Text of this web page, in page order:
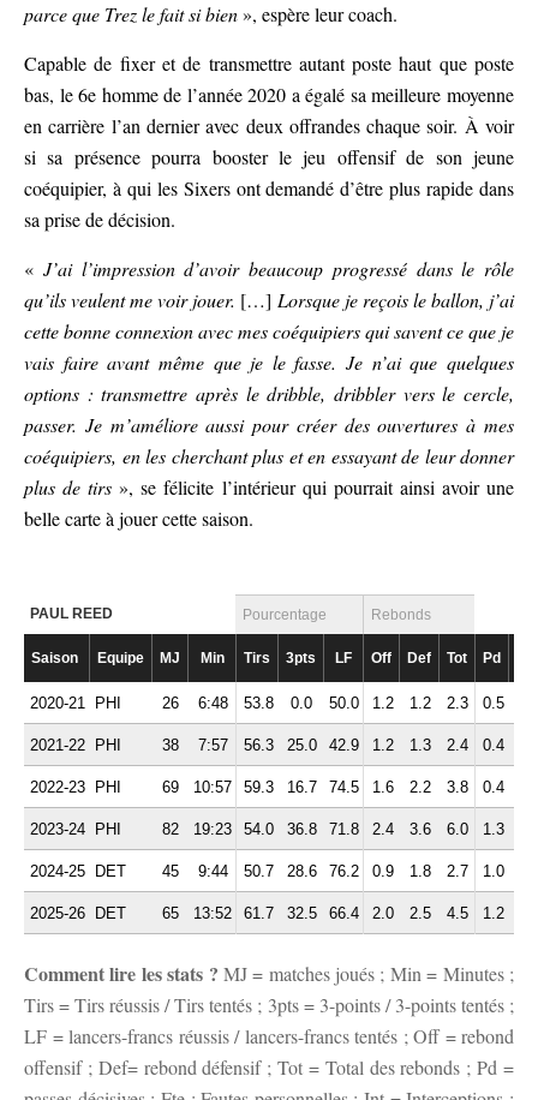
parce que Trez le fait si bien», espère leur coach.
Capable de fixer et de transmettre autant poste haut que poste
bas, le 6e homme de l’année 2020 a égalé sa meilleure moyenne
en carrière l’an dernier avec deux offrandes chaque soir. À voir
si sa présence pourra booster le jeu offensif de son jeune
coéquipier, à qui les Sixers ont demandé d’être plus rapide dans
sa prise de décision.
« J’ai l’impression d’avoir beaucoup progressé dans le rôle
qu’ils veulent me voir jouer. […] Lorsque je reçois le ballon, j’ai
cette bonne connexion avec mes coéquipiers qui savent ce que je
vais faire avant même que je le fasse. Je n’ai que quelques
options : transmettre après le dribble, dribbler vers le cercle,
passer. Je m’améliore aussi pour créer des ouvertures à mes
coéquipiers, en les cherchant plus et en essayant de leur donner
plus de tirs », se félicite l’intérieur qui pourrait ainsi avoir une
belle carte à jouer cette saison.
PAUL REED Pourcentage Rebonds
Saison Equipe MJ Min Tirs 3pts LF Off Def Tot Pd
2020-21 PHI 26 6:48 53.8 0.0 50.0 1.2 1.2 2.3 0.5
2021-22 PHI 38 7:57 56.3 25.0 42.9 1.2 1.3 2.4 0.4
2022-23 PHI 69 10:57 59.3 16.7 74.5 1.6 2.2 3.8 0.4
2023-24 PHI 82 19:23 54.0 36.8 71.8 2.4 3.6 6.0 1.3
2024-25 DET 45 9:44 50.7 28.6 76.2 0.9 1.8 2.7 1.0
2025-26 DET 65 13:52 61.7 32.5 66.4 2.0 2.5 4.5 1.2
Comment lire les stats ? MJ = matches joués ; Min = Minutes ;
Tirs = Tirs réussis / Tirs tentés ; 3pts = 3-points / 3-points tentés ;
LF = lancers-francs réussis / lancers-francs tentés ; Off = rebond
offensif ; Def= rebond défensif ; Tot = Total des rebonds ; Pd =